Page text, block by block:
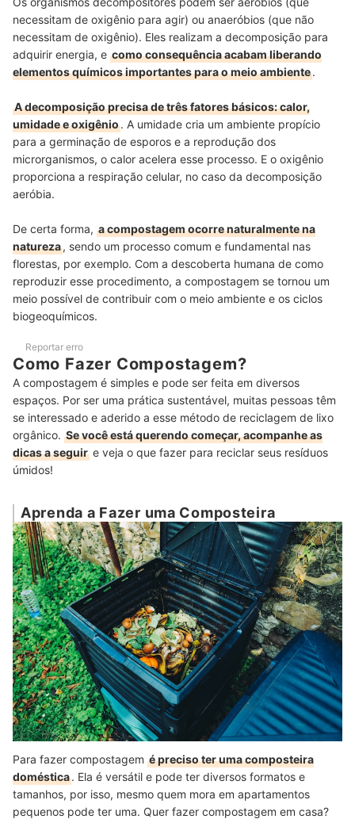
necessitam de oxigênio para agir) ou anaeróbios (que não
necessitam de oxigênio). Eles realizam a decomposição para
adquirir energia, e como consequência acabam liberando
elementos químicos importantes para o meio ambiente.
A decomposição precisa de três fatores básicos: calor,
umidade e oxigênio. A umidade cria um ambiente propício
para a germinação de esporos e a reprodução dos
microrganismos, o calor acelera esse processo. E o oxigênio
proporciona a respiração celular, no caso da decomposição
aeróbia.
De certa forma, a compostagem ocorre naturalmente na
natureza, sendo um processo comum e fundamental nas
florestas, por exemplo. Com a descoberta humana de como
reproduzir esse procedimento, a compostagem se tornou um
meio possível de contribuir com o meio ambiente e os ciclos
biogeoquímicos.
Reportar erro
Como Fazer Compostagem?
A compostagem é simples e pode ser feita em diversos
espaços. Por ser uma prática sustentável, muitas pessoas têm
se interessado e aderido a esse método de reciclagem de lixo
orgânico. Se você está querendo começar, acompanhe as
dicas a seguir e veja o que fazer para reciclar seus resíduos
úmidos!
Aprenda a Fazer uma Composteira
Para fazer compostagem é preciso ter uma composteira
doméstica. Ela é versátil e pode ter diversos formatos e
tamanhos, por isso, mesmo quem mora em apartamentos
pequenos pode ter uma. Quer fazer compostagem em casa?